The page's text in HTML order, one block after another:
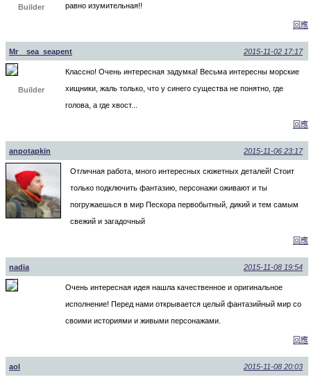
Builder
равно изумительная!!
回應
Mr__sea_seapent 2015-11-02 17:17
Builder
Классно! Очень интересная задумка! Весьма интересны морские
хищники, жаль только, что у синего существа не понятно, где
голова, а где хвост...
回應
anpotapkin 2015-11-06 23:17
Отличная работа, много интересных сюжетных деталей! Стоит
только подключить фантазию, персонажи оживают и ты
погружаешься в мир Пескора первобытный, дикий и тем самым
свежий и загадочный
回應
nadia 2015-11-08 19:54
Очень интересная идея нашла качественное и оригинальное
исполнение! Перед нами открывается целый фантазийный мир со
своими историями и живыми персонажами.
回應
aol 2015-11-08 20:03